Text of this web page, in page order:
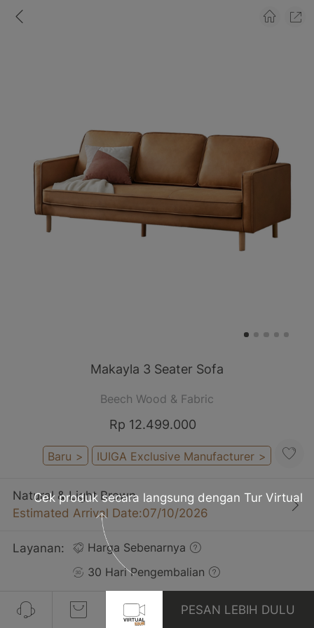
Makayla 3 Seater Sofa
Beech Wood & Fabric
Rp 12.499.000
Baru > IUIGA Exclusive Manufacturer >
Natural & Light Brown
Estimated Arrival Date:07/10/2026
Layanan:
Harga Sebenarnya
30 Hari Pengembalian
PESAN LEBIH DULU
Cek produk secara langsung dengan Tur Virtual